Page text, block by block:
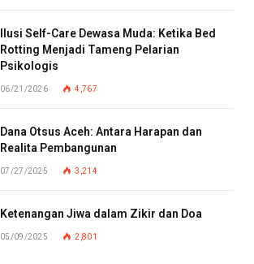
Ilusi Self-Care Dewasa Muda: Ketika Bed
Rotting Menjadi Tameng Pelarian
Psikologis
06/21/2026 4,767
Dana Otsus Aceh: Antara Harapan dan
Realita Pembangunan
07/27/2025 3,214
Ketenangan Jiwa dalam Zikir dan Doa
05/09/2025 2,801